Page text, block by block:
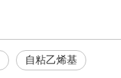
自粘乙烯基